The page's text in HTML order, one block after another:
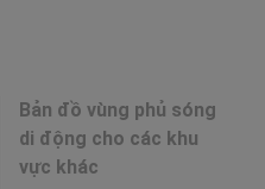
Bản đồ vùng phủ sóng
di động cho các khu
vực khác